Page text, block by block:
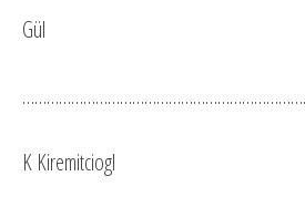
Gül
K Kiremitciogl